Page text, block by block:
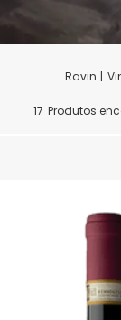
17 Produtos